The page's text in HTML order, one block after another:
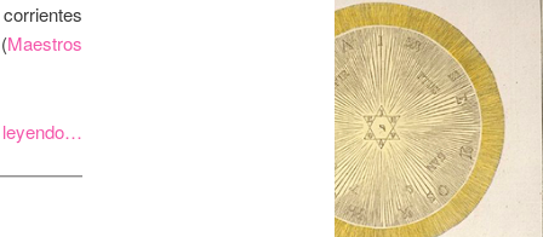
Maestros
leyendo…